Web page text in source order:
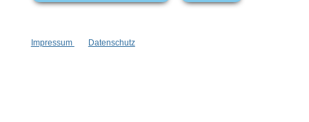
Impressum Datenschutz